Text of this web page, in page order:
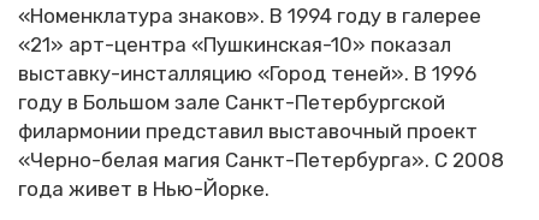
«Номенклатура знаков». В 1994 году в галерее
«21» арт-центра «Пушкинская-10» показал
выставку-инсталляцию «Город теней». В 1996
году в Большом зале Санкт-Петербургской
филармонии представил выставочный проект
«Черно-белая магия Санкт-Петербурга». С 2008
года живет в Нью-Йорке.